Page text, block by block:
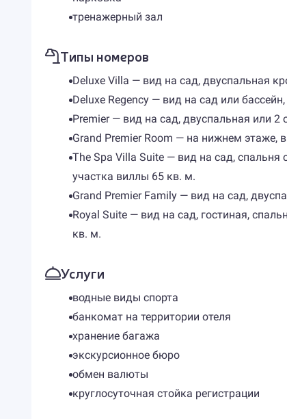
тренажерный зал
Типы номеров
Deluxe Villa — вид на сад, двуспальная
Deluxe Regency — вид на сад или
Premier — вид на сад, двуспальная или 2
Grand Premier Room — на нижнем этаже,
The Spa Villa Suite — вид на сад, спальня
участка виллы 65 кв. м.
Grand Premier Family — вид на сад,
Royal Suite — вид на сад, гостиная,
кв. м.
Услуги
водные виды спорта
банкомат на территории отеля
хранение багажа
экскурсионное бюро
обмен валюты
круглосуточная стойка регистрации